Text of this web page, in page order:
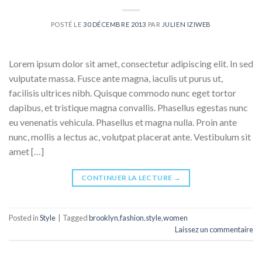
POSTÉ LE 30 DÉCEMBRE 2013 PAR JULIEN IZIWEB
Lorem ipsum dolor sit amet, consectetur adipiscing elit. In sed
vulputate massa. Fusce ante magna, iaculis ut purus ut,
facilisis ultrices nibh. Quisque commodo nunc eget tortor
dapibus, et tristique magna convallis. Phasellus egestas nunc
eu venenatis vehicula. Phasellus et magna nulla. Proin ante
nunc, mollis a lectus ac, volutpat placerat ante. Vestibulum sit
amet […]
CONTINUER LA LECTURE →
Posted inStyle Taggedbrooklyn,fashion,style,women
Laissez un commentaire